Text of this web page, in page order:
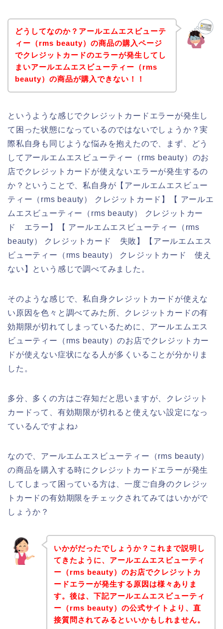
どうしてなのか？アールエムエスビューテ
ィー（rms beauty）の商品の購入ページ
でクレジットカードのエラーが発生してし
まいアールエムエスビューティー（rms
beauty）の商品が購入できない！！
というような感じでクレジットカードエラーが発生し
て困った状態になっているのではないでしょうか？実
際私自身も同じような悩みを抱えたので、まず、どう
してアールエムエスビューティー（rms beauty）のお
店でクレジットカードが使えないエラーが発生するの
か？ということで、私自身が【アールエムエスビュー
ティー（rms beauty） クレジットカード】【 アールエ
ムエスビューティー（rms beauty） クレジットカー
ド エラー】【 アールエムエスビューティー（rms
beauty） クレジットカード 失敗】【アールエムエス
ビューティー（rms beauty） クレジットカード 使え
ない】という感じで調べてみました。
そのような感じで、私自身クレジットカードが使えな
い原因を色々と調べてみた所、クレジットカードの有
効期限が切れてしまっているために、アールエムエス
ビューティー（rms beauty）のお店でクレジットカー
ドが使えない症状になる人が多くいることが分かりま
した。
多分、多くの方はご存知だと思いますが、クレジット
カードって、有効期限が切れると使えない設定になっ
ているんですよね♪
なので、アールエムエスビューティー（rms beauty）
の商品を購入する時にクレジットカードエラーが発生
してしまって困っている方は、一度ご自身のクレジッ
トカードの有効期限をチェックされてみてはいかがで
しょうか？
いかがだったでしょうか？これまで説明し
てきたように、アールエムエスビューティ
ー（rms beauty）のお店でクレジットカ
ードエラーが発生する原因は様々ありま
す。後は、下記アールエムエスビューティ
ー（rms beauty）の公式サイトより、直
接質問されてみるといいかもしれません。